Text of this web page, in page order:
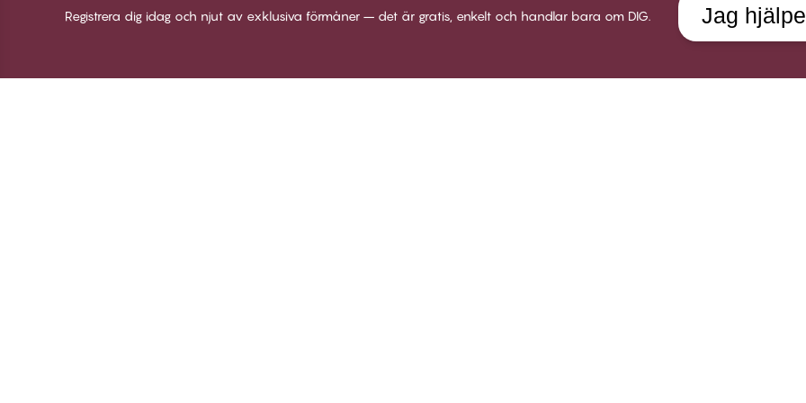
Registrera dig idag och njut av exklusiva förmåner – det är gratis, enkelt och handlar bara om DIG. Jag